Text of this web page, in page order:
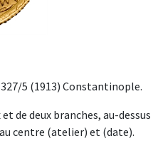
5 (1913) Constantinople.
de deux branches, au-
centre (atelier) et (date).